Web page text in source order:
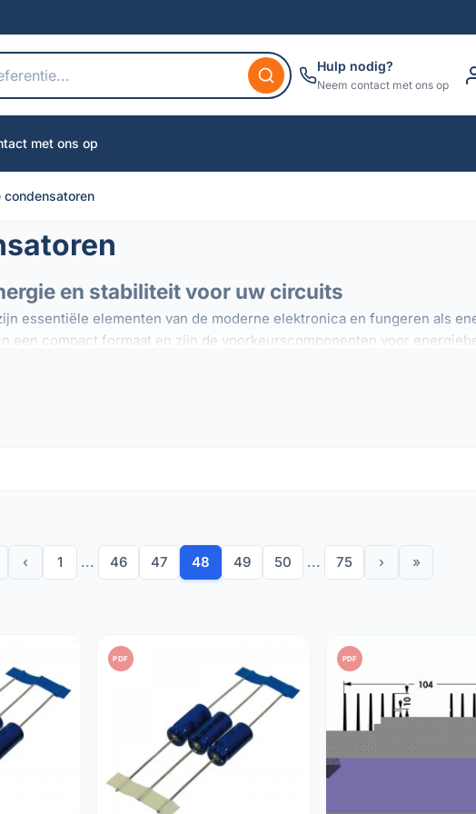
Hulp nodig?
Neem contact met ons op
met ons op
condensatoren
en stabiliteit voor uw circuits
essentiële elementen van de moderne elektronica en fungeren als
compact formaat en zijn de voorkeurscomponenten voor
terwijl AC-signalen worden doorgelaten.
de betrouwbaarheid en levensduur van uw apparatuur dankzij
waarden om aan alle opslagbehoeften te voldoen.
verpakking staat aangegeven en kies een werkspanning (V) die
‹ 1 ... 46 47 48 49 50 ... 75 › »
PDF PDF